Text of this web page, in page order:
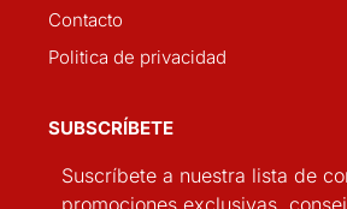
Contacto
Politica de privacidad
SUBSCRÍBETE
Suscríbete a nuestra lista de